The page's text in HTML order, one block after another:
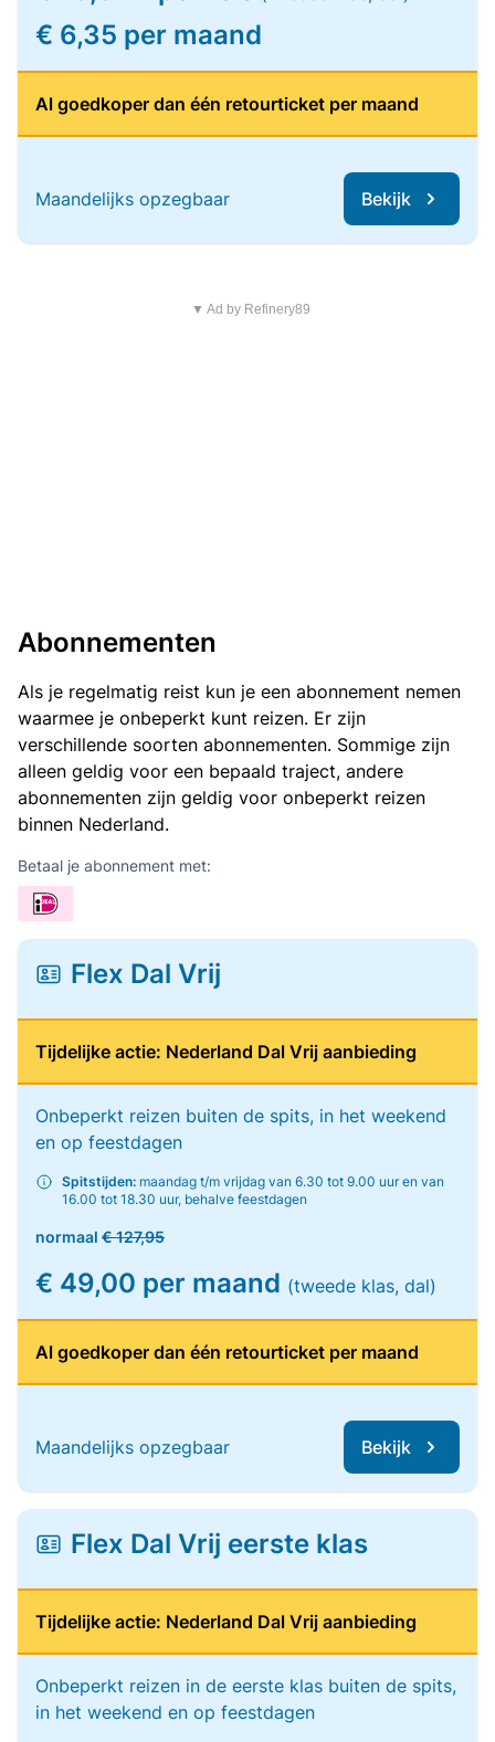
€ 6,35 per maand
Al goedkoper dan één retourticket per maand
Maandelijks opzegbaar Bekijk
▼ Ad by Refinery89
Abonnementen
Als je regelmatig reist kun je een abonnement nemen
waarmee je onbeperkt kunt reizen. Er zijn
verschillende soorten abonnementen. Sommige zijn
alleen geldig voor een bepaald traject, andere
abonnementen zijn geldig voor onbeperkt reizen
binnen Nederland.
Betaal je abonnement met:
Flex Dal Vrij
Tijdelijke actie: Nederland Dal Vrij aanbieding
Onbeperkt reizen buiten de spits, in het weekend
en op feestdagen
Spitstijden: maandag t/m vrijdag van 6.30 tot 9.00 uur en van
16.00 tot 18.30 uur, behalve feestdagen
normaal € 127,95
€ 49,00 per maand (tweede klas, dal)
Al goedkoper dan één retourticket per maand
Maandelijks opzegbaar Bekijk
Flex Dal Vrij eerste klas
Tijdelijke actie: Nederland Dal Vrij aanbieding
Onbeperkt reizen in de eerste klas buiten de spits,
in het weekend en op feestdagen